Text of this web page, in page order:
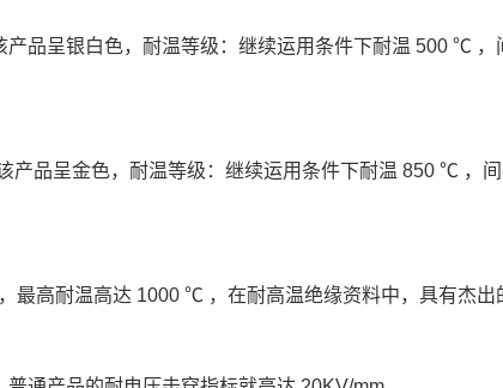
品呈银白色，耐温等级：继续运用条件下耐温 500 ℃ ，
品呈金色，耐温等级：继续运用条件下耐温 850 ℃ ，间
高耐温高达 1000 ℃ ，在耐高温绝缘资料中，具有杰出